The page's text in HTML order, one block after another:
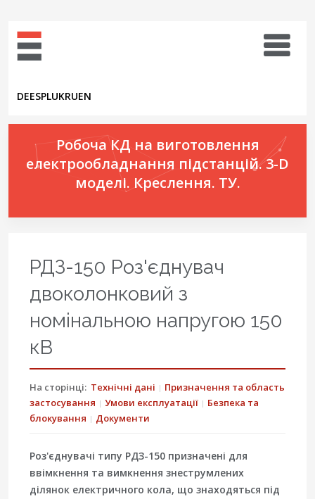
DEESPLUKRUEN
Робоча КД на виготовлення
електрообладнання підстанцій. 3-D
моделі. Креслення. ТУ.
РДЗ-150 Роз'єднувач
двоколонковий з
номінальною напругою 150
кВ
На сторінці: Технічні дані
Призначення та область
застосування
Умови експлуатації
Безпека та
блокування
Документи
Роз'єднувачі типу РДЗ-150 призначені для
ввімкнення та вимкнення знеструмлених
ділянок електричного кола, що знаходяться під